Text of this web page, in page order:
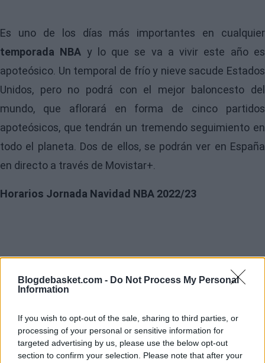
Blogdebasket.com - Do Not Process My Personal
Information
If you wish to opt-out of the sale, sharing to third parties, or
processing of your personal or sensitive information for
targeted advertising by us, please use the below opt-out
section to confirm your selection. Please note that after your
Es uno de los días más importantes en cualquier
temporada NBA y lo que se va a vivir este año es
apoteósico. Un temporal de frío y nieve sacude Estados
Unidos, pero no podrá con el mejor baloncesto del
mundo, que aflorará en forma de cinco partidos
apoteósicos, que tendrán un tremendo seguimiento en
todo el planeta. Dos de ellos, se podrán ver en España
en directo a través de Movistar+.
Horarios Jornada Navidad NBA 2022/23